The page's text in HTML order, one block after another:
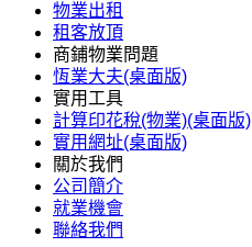
物業出租
租客放頂
商鋪物業問題
恆業大夫(桌面版)
實用工具
計算印花稅(物業)(桌面版)
實用網址(桌面版)
關於我們
公司簡介
就業機會
聯絡我們